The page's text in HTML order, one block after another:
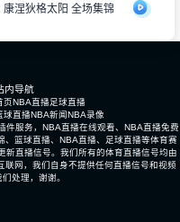
涅狄格太阳 全场集锦
内导航
页NBA直播足球直播
球直播NBA新闻NBA录像
件服务，NBA直播在线观看、NBA直播免费
篮球直播、NBA直播、足球直播等体育赛
新直播信号。我们所有的体育直播信号均由
网，我们自身不提供任何直播信号和视频
处理，谢谢。